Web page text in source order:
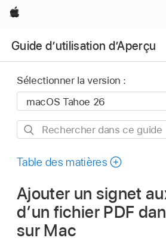
Apple
Guide d’utilisation d’Aperçu
Sélectionner la version :
Rechercher
ce
Table des matières
Ajouter un signet
d’un fichier PDF
sur Mac